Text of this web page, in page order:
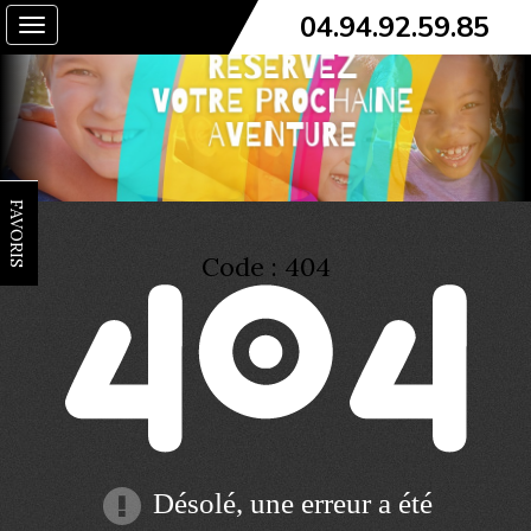
Toggle
navigation
04.94.92.59.85
FAVORIS Code : 404
Désolé, une erreur a été